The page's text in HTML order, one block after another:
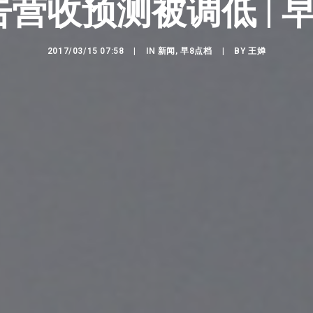
营收预测被调低 |
2017/03/15 07:58 IN 新闻 ,早8点档 BY王婵